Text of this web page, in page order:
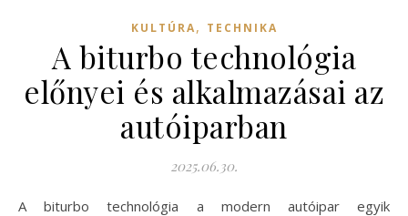
KULTÚRA, TECHNIKA
A biturbo technológia
előnyei és alkalmazásai az
autóiparban
2025.06.30.
A biturbo technológia a modern autóipar egyik